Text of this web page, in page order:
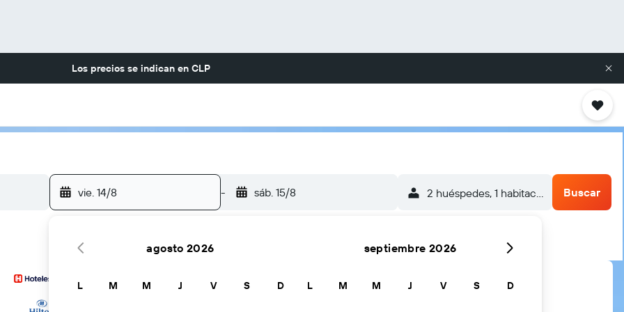
Los precios se indican en CLP
vie. 14/8 - sáb. 15/8 2 huéspedes, 1 habitación Buscar
agosto 2026
L M M J V S D
septiembre 2026
L M M J V S D